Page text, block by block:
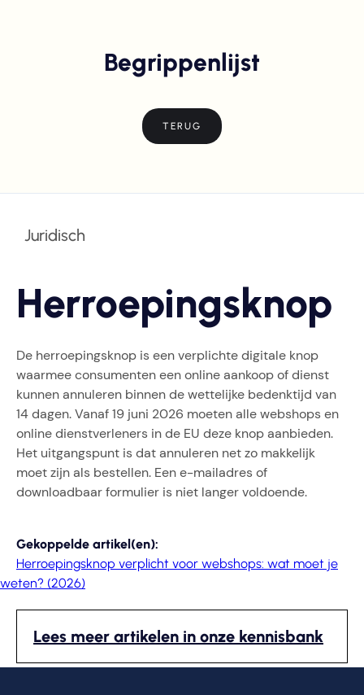
Begrippenlijst
TERUG
Juridisch
Herroepingsknop
De herroepingsknop is een verplichte digitale knop
waarmee consumenten een online aankoop of dienst
kunnen annuleren binnen de wettelijke bedenktijd van
14 dagen. Vanaf 19 juni 2026 moeten alle webshops en
online dienstverleners in de EU deze knop aanbieden.
Het uitgangspunt is dat annuleren net zo makkelijk
moet zijn als bestellen. Een e-mailadres of
downloadbaar formulier is niet langer voldoende.
Gekoppelde artikel(en):
Herroepingsknop verplicht voor webshops: wat moet je
weten? (2026)
Lees meer artikelen in onze kennisbank